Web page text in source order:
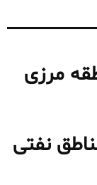
مرزی
نفتی